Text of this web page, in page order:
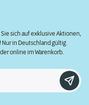
sich auf exklusive Aktionen,
Nur in Deutschland gültig.
online im Warenkorb.